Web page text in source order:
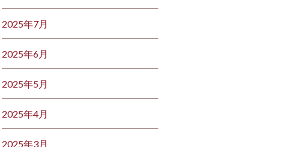
2025年7月
2025年6月
2025年5月
2025年4月
2025年3月